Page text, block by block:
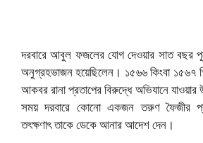
দরবারে আবুল ফজলের যোগ দেওয়ার সাত বছর
অনুগ্রহভাজন হয়েছিলেন। ১৫৬৬ কিংবা ১৫৬৭
আকবর রানা প্রতাপের বিরুদ্ধে অভিযানে
সময় দরবারে কোনো একজন তরুণ ফৈজীর
তৎক্ষণাৎতাকে ডেকে আনার আদেশ দেন।